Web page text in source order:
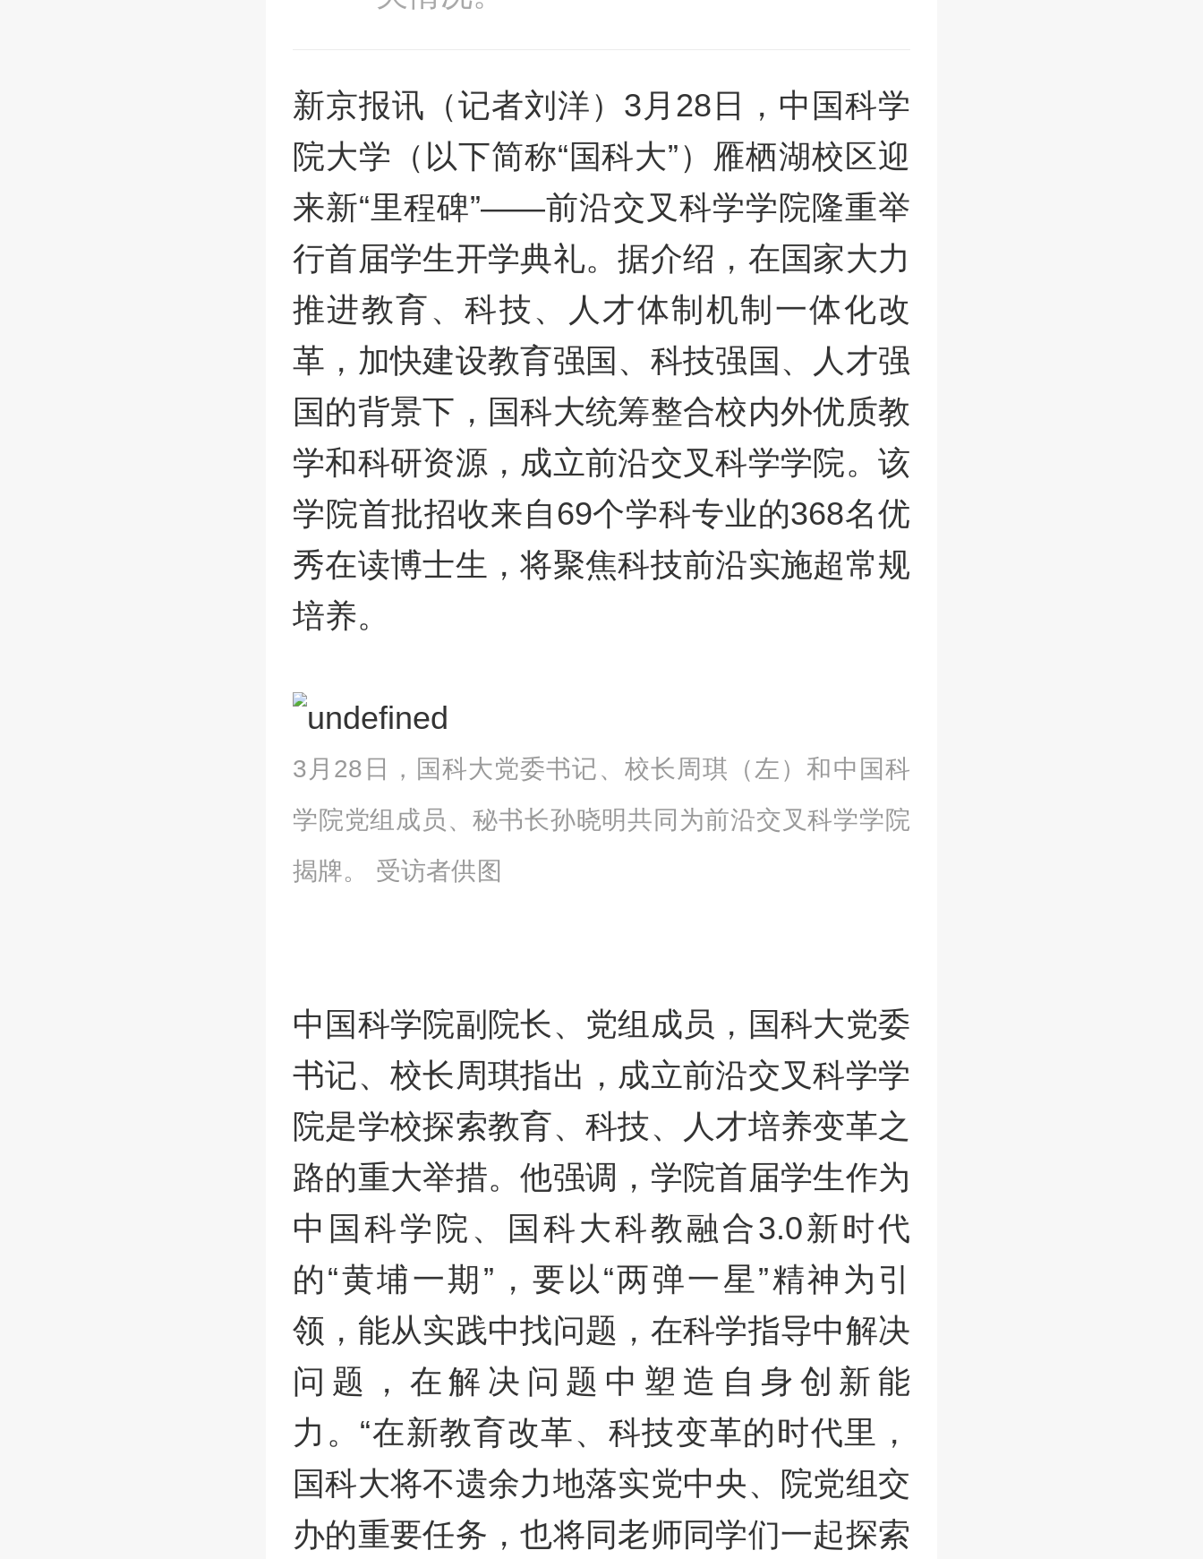
新京报讯（记者刘洋）3月28日，中国科学
院大学（以下简称“国科大”）雁栖湖校区迎
来新“里程碑”——前沿交叉科学学院隆重举
行首届学生开学典礼。据介绍，在国家大力
推进教育、科技、人才体制机制一体化改
革，加快建设教育强国、科技强国、人才强
国的背景下，国科大统筹整合校内外优质教
学和科研资源，成立前沿交叉科学学院。该
学院首批招收来自69个学科专业的368名优
秀在读博士生，将聚焦科技前沿实施超常规
培养。
3月28日，国科大党委书记、校长周琪（左）和中国科
学院党组成员、秘书长孙晓明共同为前沿交叉科学学院
揭牌。 受访者供图
中国科学院副院长、党组成员，国科大党委
书记、校长周琪指出，成立前沿交叉科学学
院是学校探索教育、科技、人才培养变革之
路的重大举措。他强调，学院首届学生作为
中国科学院、国科大科教融合3.0新时代
的“黄埔一期”，要以“两弹一星”精神为引
领，能从实践中找问题，在科学指导中解决
问题，在解决问题中塑造自身创新能
力。“在新教育改革、科技变革的时代里，
国科大将不遗余力地落实党中央、院党组交
办的重要任务，也将同老师同学们一起探索